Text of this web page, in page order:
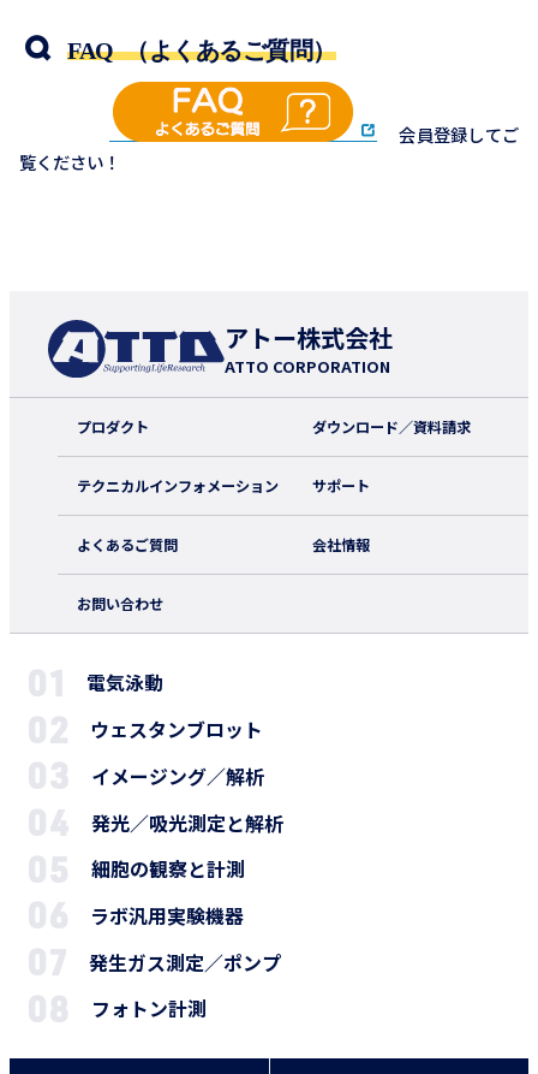
FAQ （よくあるご質問）
会員登録してご
覧ください！
アトー株式会社
ATTO CORPORATION
プロダクト ダウンロード／資料請求
テクニカルインフォメーション サポート
よくあるご質問 会社情報
お問い合わせ
電気泳動
ウェスタンブロット
イメージング／解析
発光／吸光測定と解析
細胞の観察と計測
ラボ汎用実験機器
発生ガス測定／ポンプ
フォトン計測